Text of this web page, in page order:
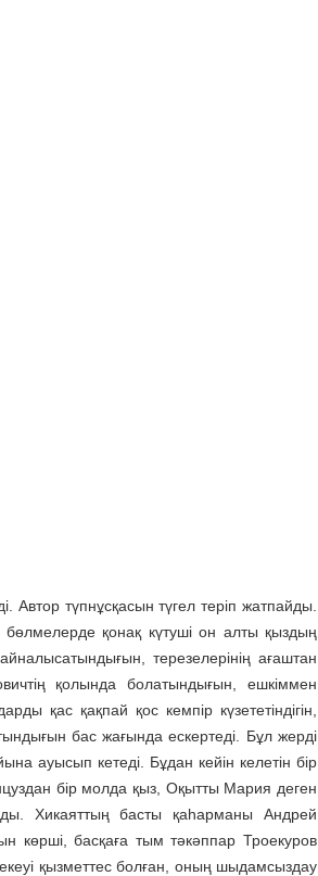
Автор түпнұсқасын түгел теріп жатпайды.
қонақ күтуші он алты қыздың
терезелерінің ағаштан
қолында болатындығын, ешкіммен
қас қақпай қос кемпір күзететіндігін,
бас жағында ескертеді. Бұл жерді
ауысып кетеді. Бұдан кейін келетін бір
бір молда қыз, Оқытты Мария деген
Хикаяттың басты қаһарманы Андрей
көрші, басқаға тым тәкәппар Троекуров
қызметтес болған, оның шыдамсыздау